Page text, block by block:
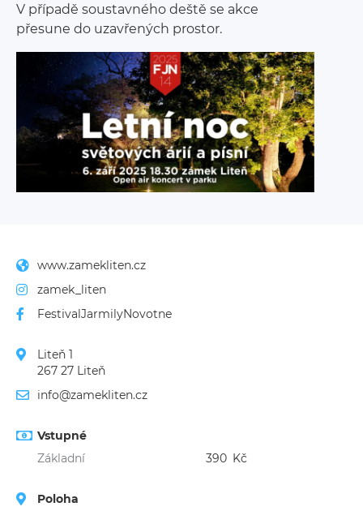
V případě soustavného deště se akce
přesune do uzavřených prostor.
www.zamekliten.cz
zamek_liten
FestivalJarmilyNovotne
Liteň 1
267 27 Liteň
info@zamekliten.cz
Vstupné
Základní
390 Kč
Poloha